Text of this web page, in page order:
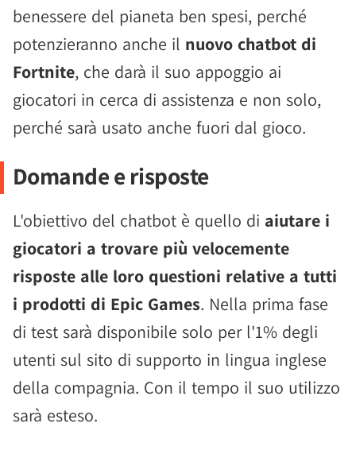
benessere del pianeta ben spesi, perché
potenzieranno anche il nuovo chatbot di
Fortnite, che darà il suo appoggio ai
giocatori in cerca di assistenza e non solo,
perché sarà usato anche fuori dal gioco.
Domande e risposte
L'obiettivo del chatbot è quello di aiutare i
giocatori a trovare più velocemente
risposte alle loro questioni relative a tutti
i prodotti di Epic Games. Nella prima fase
di test sarà disponibile solo per l'1% degli
utenti sul sito di supporto in lingua inglese
della compagnia. Con il tempo il suo utilizzo
sarà esteso.